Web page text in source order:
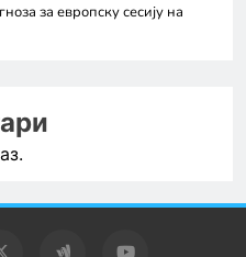
за европску сесију на